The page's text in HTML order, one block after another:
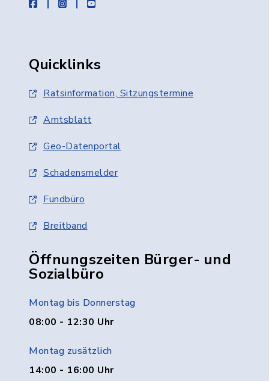
facebookinstagramyoutube
Quicklinks
Ratsinformation, Sitzungstermine
Amtsblatt
Geo-Datenportal
Schadensmelder
Fundbüro
Breitband
Öffnungszeiten Bürger- und
Sozialbüro
Montag bis Donnerstag
08:00 - 12:30 Uhr
Montag zusätzlich
14:00 - 16:00 Uhr